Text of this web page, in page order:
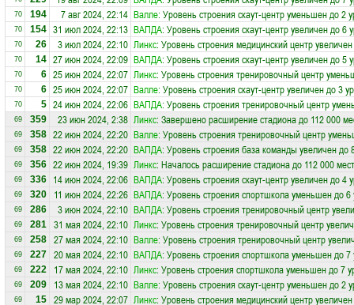
70 194 7 авг 2024, 22:14 Валле: Уровень строения скаут-центр уменьшен до 2
70 154 31 июл 2024, 22:13 ВАПДА: Уровень строения скаут-центр увеличен до 6
70 26 3 июл 2024, 22:10 Линкс: Уровень строения медицинский центр
70 14 27 июн 2024, 22:09 ВАПДА: Уровень строения скаут-центр увеличен до 5
70 6 25 июн 2024, 22:07 Линкс: Уровень строения тренировочный центр
70 6 25 июн 2024, 22:07 Валле: Уровень строения скаут-центр увеличен до 3
70 5 24 июн 2024, 22:06 ВАПДА: Уровень строения тренировочный центр
69 359 23 июн 2024, 2:38 Линкс: Завершено расширение стадиона до 112 000
69 358 22 июн 2024, 22:20 Валле: Уровень строения тренировочный центр
69 358 22 июн 2024, 22:20 ВАПДА: Уровень строения база команды увеличен до
69 356 22 июн 2024, 19:39 Линкс: Началось расширение стадиона до 112 000 мест
69 336 14 июн 2024, 22:06 ВАПДА: Уровень строения скаут-центр увеличен до 4
69 320 11 июн 2024, 22:26 ВАПДА: Уровень строения спортшкола уменьшен до 6
69 286 3 июн 2024, 22:10 ВАПДА: Уровень строения тренировочный центр
69 281 31 мая 2024, 22:10 Линкс: Уровень строения тренировочный центр
69 258 27 мая 2024, 22:10 Валле: Уровень строения тренировочный центр
69 227 20 мая 2024, 22:10 ВАПДА: Уровень строения спортшкола уменьшен до 7
69 222 17 мая 2024, 22:10 Линкс: Уровень строения спортшкола уменьшен до 7
69 209 13 мая 2024, 22:10 Валле: Уровень строения скаут-центр уменьшен до 2
69 15 29 мар 2024, 22:07 Линкс: Уровень строения медицинский центр